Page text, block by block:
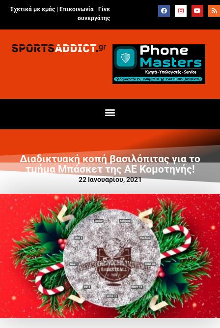
Σχετικά με εμάς | Επικοινωνία
Γίνε
συνεργάτης
Διαδικτυακή κοπή βασιλόπιτας για τo
τμήμα Μπάσκετ της ΑΕ Κομοτηνής!
22 Ιανουαρίου, 2021